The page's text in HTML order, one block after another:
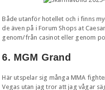
Både utanför hotellet och i finns
de även på i Forum Shops at
genom/från casinot eller genom
6. MGM Grand
Här utspelar sig många MMA
Vegas utan jag tror att jag vågar